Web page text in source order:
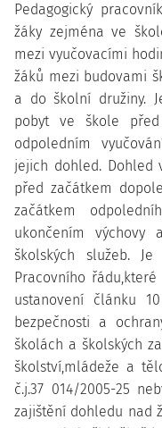
Pedagogický
žáky zejména ve
mezi vyučovacími
žáků mezi budovami
a do školní družiny.
pobyt ve škole před
odpoledním
jejich dohled. Dohled
před začátkem
začátkem
ukončením výchovy
školských služeb.
Pracovního
ustanovení článku
bezpečnosti a
školách a školských
školství,mládeže a
č.j.37 014/2005-25
zajištění dohledu nad